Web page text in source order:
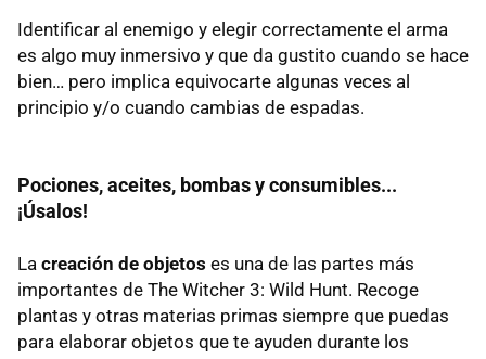
Identificar al enemigo y elegir correctamente el arma
es algo muy inmersivo y que da gustito cuando se hace
bien… pero implica equivocarte algunas veces al
principio y/o cuando cambias de espadas.
Pociones, aceites, bombas y consumibles...
¡Úsalos!
La creación de objetos es una de las partes más
importantes de The Witcher 3: Wild Hunt. Recoge
plantas y otras materias primas siempre que puedas
para elaborar objetos que te ayuden durante los